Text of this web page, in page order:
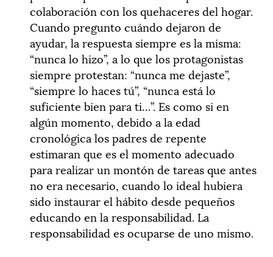
colaboración con los quehaceres del hogar.
Cuando pregunto cuándo dejaron de
ayudar, la respuesta siempre es la misma:
“nunca lo hizo”, a lo que los protagonistas
siempre protestan: “nunca me dejaste”,
“siempre lo haces tú”, “nunca está lo
suficiente bien para ti…”. Es como si en
algún momento, debido a la edad
cronológica los padres de repente
estimaran que es el momento adecuado
para realizar un montón de tareas que antes
no era necesario, cuando lo ideal hubiera
sido instaurar el hábito desde pequeños
educando en la responsabilidad. La
responsabilidad es ocuparse de uno mismo.